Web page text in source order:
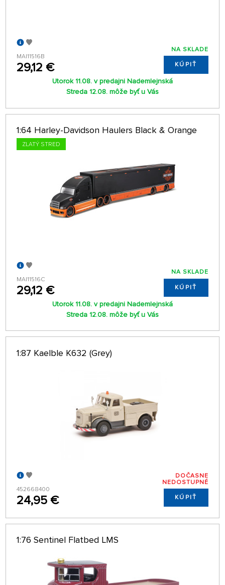
MAI11516B
29,12 €
NA SKLADE
KÚPIŤ
Utorok 11.08. v predajni Nademlejnská
Streda 12.08. môže byť u Vás
1:64 Harley-Davidson Haulers Black & Orange
ZLATÝ STRED
MAI11516C
29,12 €
NA SKLADE
KÚPIŤ
Utorok 11.08. v predajni Nademlejnská
Streda 12.08. môže byť u Vás
1:87 Kaelble K632 (Grey)
452668400
24,95 €
DOČASNE
NEDOSTUPNÉ
KÚPIŤ
1:76 Sentinel Flatbed LMS